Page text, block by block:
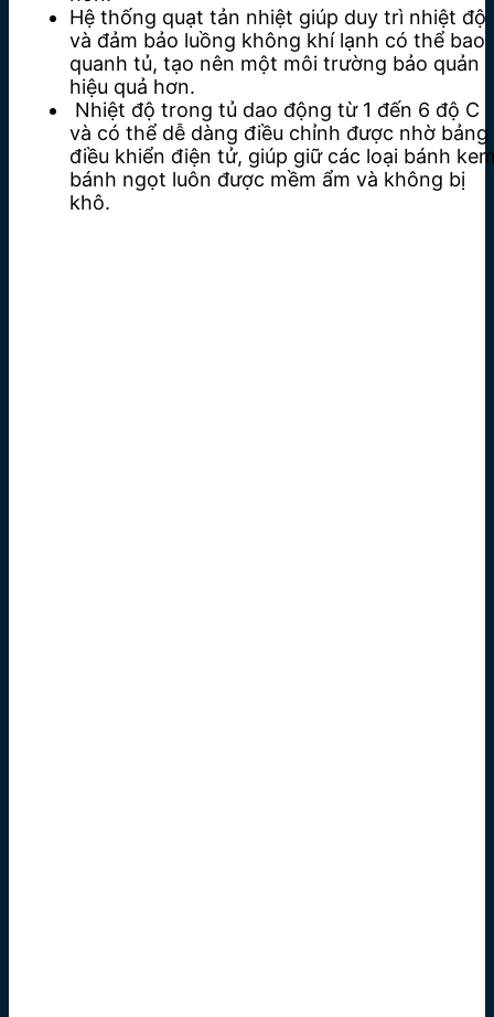
Hệ thống quạt tản nhiệt giúp duy trì nhiệt độ
và đảm bảo luồng không khí lạnh có thể bao
quanh tủ, tạo nên một môi trường bảo quản
hiệu quả hơn.
Nhiệt độ trong tủ dao động từ 1 đến 6 độ C
và có thể dễ dàng điều chỉnh được nhờ bảng
điều khiển điện tử, giúp giữ các loại bánh
bánh ngọt luôn được mềm ẩm và không bị
khô.